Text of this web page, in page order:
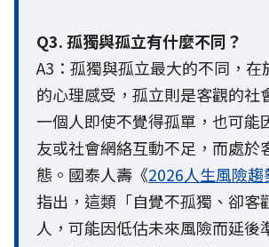
Q3. 孤獨與孤立有什麼不同？
A3：孤獨與孤立最大的不同，在
的心理感受，孤立則是客觀的社
一個人即使不覺得孤單，也可能
友或社會網絡互動不足，而處於
態。國泰人壽《2026人生風險
指出，這類「自覺不孤獨、卻客
人，可能因低估未來風險而延後